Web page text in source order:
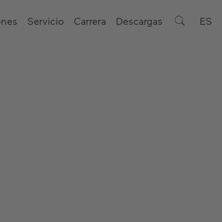
Servicio Carrera Descargas ES